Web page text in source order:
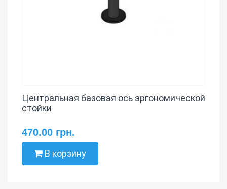
Центральная базовая ось эргономической
стойки
470.00 грн.
В корзину